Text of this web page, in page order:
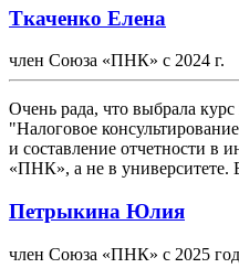
Ткаченко Елена
член Союза «ПНК» с 2024 г.
Очень рада, что выбрала
"Налоговое
и составление отчетности в
«ПНК», а не в университете.
Петрыкина Юлия
член Союза «ПНК» с 2025